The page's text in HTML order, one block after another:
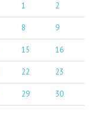
1 2
8 9
15 16
22 23
29 30